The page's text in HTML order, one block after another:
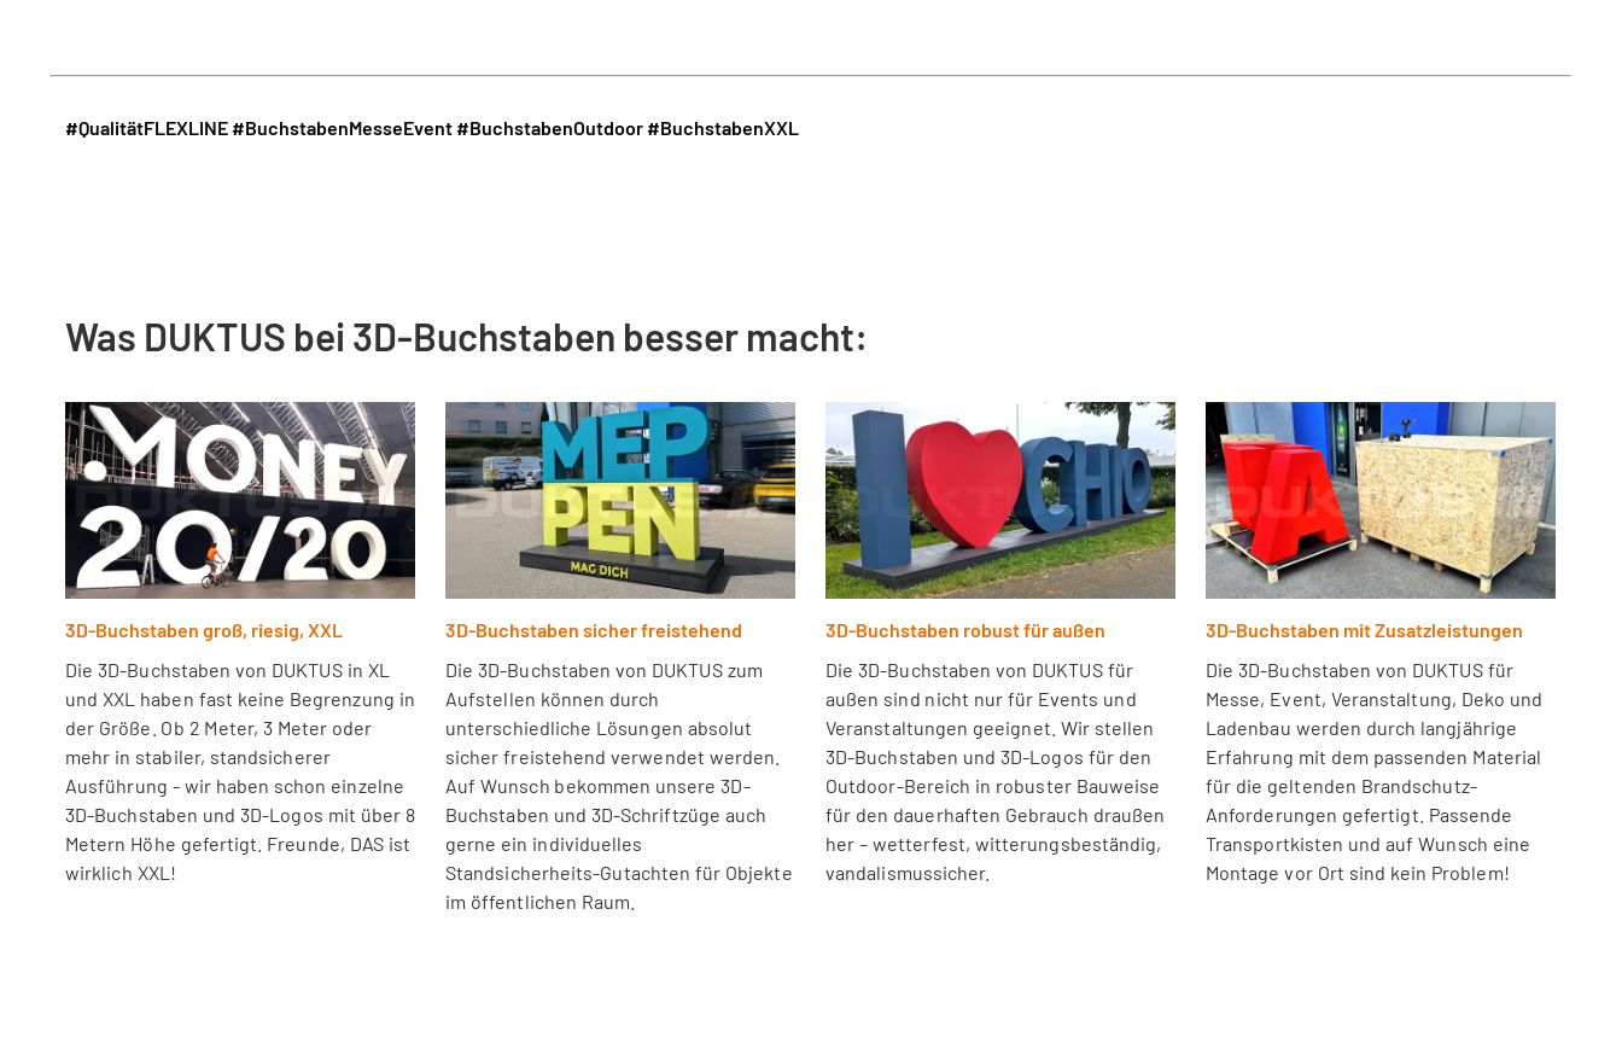
#QualitätFLEXLINE#BuchstabenMesseEvent#BuchstabenOutdoor#BuchstabenXXL
Was DUKTUS bei 3D-Buchstaben besser macht:
3D-Buchstaben groß, riesig, XXL
Die 3D-Buchstaben von DUKTUS in XL
und XXL haben fast keine Begrenzung in
der Größe. Ob 2 Meter, 3 Meter oder
mehr in stabiler, standsicherer
Ausführung - wir haben schon einzelne
3D-Buchstaben und 3D-Logos mit über 8
Metern Höhe gefertigt. Freunde, DAS ist
wirklich XXL!
3D-Buchstaben sicher freistehend
Die 3D-Buchstaben von DUKTUS zum
Aufstellen können durch
unterschiedliche Lösungen absolut
sicher freistehend verwendet werden.
Auf Wunsch bekommen unsere 3D-
Buchstaben und 3D-Schriftzüge auch
gerne ein individuelles
Standsicherheits-Gutachten für Objekte
im öffentlichen Raum.
3D-Buchstaben robust für außen
Die 3D-Buchstaben von DUKTUS für
außen sind nicht nur für Events und
Veranstaltungen geeignet. Wir stellen
3D-Buchstaben und 3D-Logos für den
Outdoor-Bereich in robuster Bauweise
für den dauerhaften Gebrauch draußen
her – wetterfest, witterungsbeständig,
vandalismussicher.
3D-Buchstaben mit Zusatzleistungen
Die 3D-Buchstaben von DUKTUS für
Messe, Event, Veranstaltung, Deko und
Ladenbau werden durch langjährige
Erfahrung mit dem passenden Material
für die geltenden Brandschutz-
Anforderungen gefertigt. Passende
Transportkisten und auf Wunsch eine
Montage vor Ort sind kein Problem!